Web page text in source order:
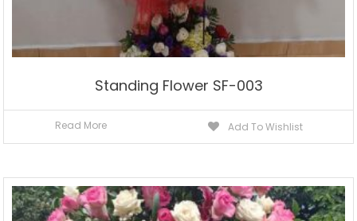
Standing Flower SF-003
Read More Add To Wishlist